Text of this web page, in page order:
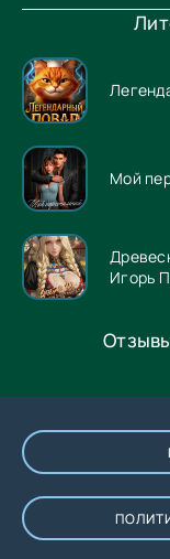
Мой
Игорь